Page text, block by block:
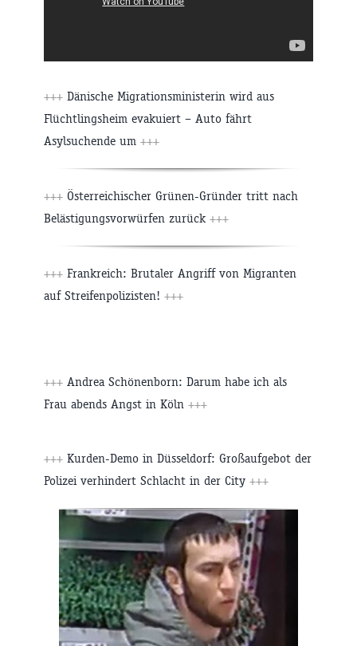
+++ Dänische Migrationsministerin wird aus
Flüchtlingsheim evakuiert – Auto fährt
Asylsuchende um +++
+++ Österreichischer Grünen-Gründer tritt nach
Belästigungsvorwürfen zurück +++
+++ Frankreich: Brutaler Angriff von Migranten
auf Streifenpolizisten! +++
+++ Andrea Schönenborn: Darum habe ich als
Frau abends Angst in Köln +++
+++ Kurden-Demo in Düsseldorf: Großaufgebot der
Polizei verhindert Schlacht in der City +++